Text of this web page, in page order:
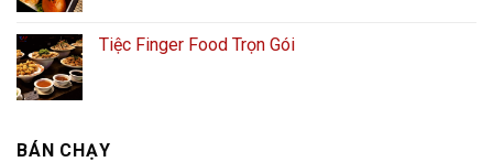
Tiệc Finger Food Trọn Gói
BÁN CHẠY